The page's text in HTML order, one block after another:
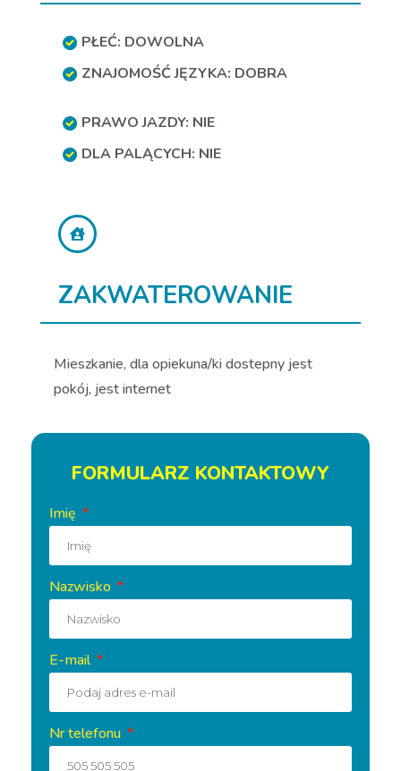
PŁEĆ: DOWOLNA
ZNAJOMOŚĆ JĘZYKA: DOBRA
PRAWO JAZDY: NIE
DLA PALĄCYCH: NIE
ZAKWATEROWANIE
Mieszkanie, dla opiekuna/ki dostepny jest
pokój, jest internet
FORMULARZ KONTAKTOWY
Imię
Nazwisko
E-mail
Nr telefonu